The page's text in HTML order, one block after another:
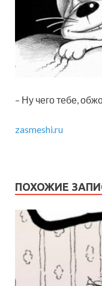
– Ну чего тебе,
zasmeshi.ru
ПОХОЖИЕ